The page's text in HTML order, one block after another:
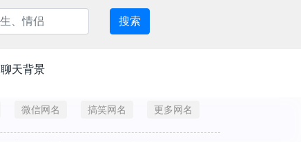
搜索
聊天背景
微信网名 搞笑网名 更多网名